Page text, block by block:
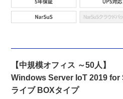
【中規模オフィス ～50人】
Windows Server IoT 2019
ライブ BOXタイプ